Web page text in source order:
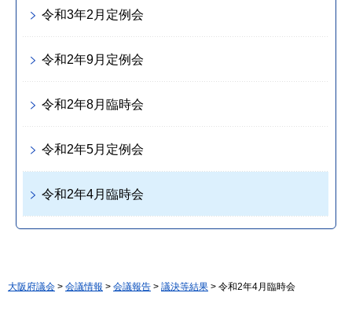
令和3年2月定例会
令和2年9月定例会
令和2年8月臨時会
令和2年5月定例会
令和2年4月臨時会
大阪府議会 > 会議情報 > 会議報告 > 議決等結果 > 令和2年4月臨時会